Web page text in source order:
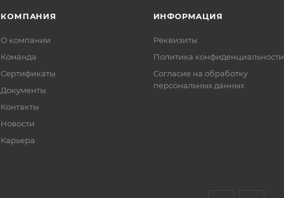
КОМПАНИЯ
О компании
Команда
Сертификаты
Документы
Контакты
Новости
Карьера
ИНФОРМАЦИЯ
Реквизиты
Политика конфиденциальности
Cогласие на обработку
персональных данных